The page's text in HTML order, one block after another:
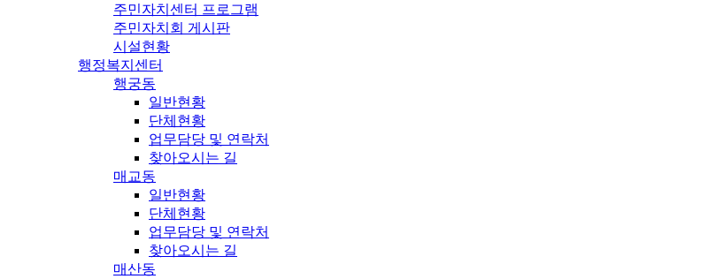
주민자치센터 프로그램
주민자치회 게시판
시설현황
행정복지센터
행궁동
일반현황
단체현황
업무담당 및 연락처
찾아오시는 길
매교동
일반현황
단체현황
업무담당 및 연락처
찾아오시는 길
매산동